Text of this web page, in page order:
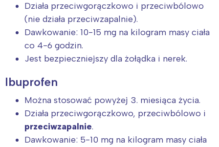
Działa przeciwgorączkowo i przeciwbólowo
(nie działa przeciwzapalnie).
Dawkowanie: 10-15 mg na kilogram masy ciała
co 4-6 godzin.
Jest bezpieczniejszy dla żołądka i nerek.
Ibuprofen
Można stosować powyżej 3. miesiąca życia.
Działa przeciwgorączkowo, przeciwbólowo i
przeciwzapalnie.
Dawkowanie: 5-10 mg na kilogram masy ciała